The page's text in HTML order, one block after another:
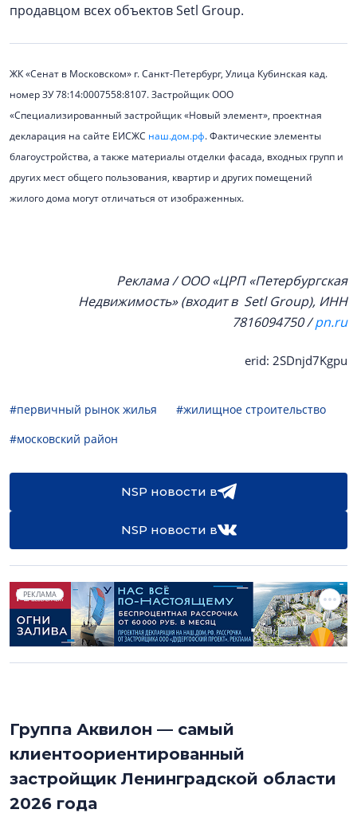
продавцом всех объектов Setl Group.
ЖК «Сенат в Московском» г. Санкт-Петербург, Улица Кубинская кад.
номер ЗУ 78:14:0007558:8107. Застройщик ООО
«Специализированный застройщик «Новый элемент», проектная
декларация на сайте ЕИСЖС наш.дом.рф. Фактические элементы
благоустройства, а также материалы отделки фасада, входных групп и
других мест общего пользования, квартир и других помещений
жилого дома могут отличаться от изображенных.
Реклама / ООО «ЦРП «Петербургская
Недвижимость» (входит в Setl Group), ИНН
7816094750 /pn.ru
erid: 2SDnjd7Kgpu
#первичный рынок жилья
#жилищное строительство
#московский район
NSP новости в
NSP новости в
РЕКЛАМА
Группа Аквилон — самый
клиентоориентированный
застройщик Ленинградской области
2026 года